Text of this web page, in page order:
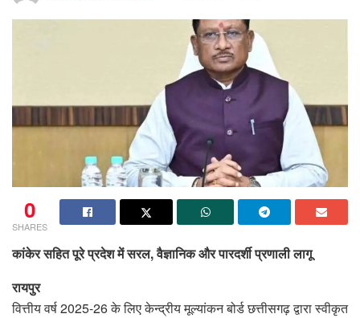
0
SHARES
कांकेर सहित पूरे प्रदेश में सरल, वैज्ञानिक और पारदर्शी प्रणाली लागू
रायपुर
वित्तीय वर्ष 2025-26 के लिए केन्द्रीय मूल्यांकन बोर्ड छत्तीसगढ़ द्वारा स्वीकृत